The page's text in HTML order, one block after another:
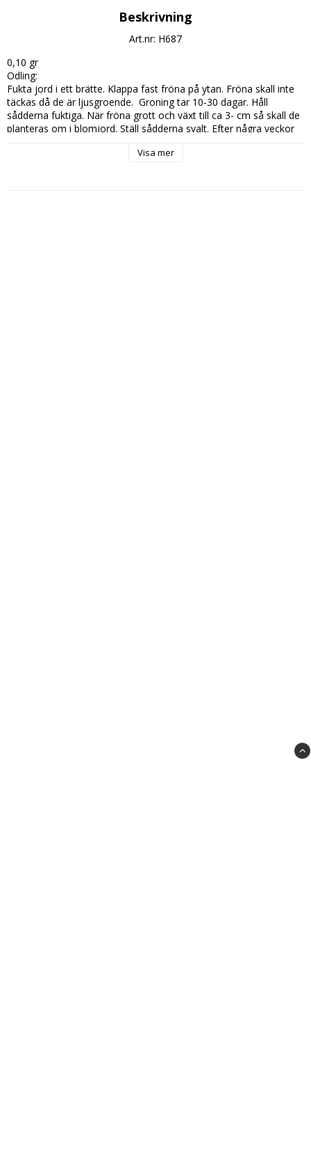
Beskrivning
Art.nr: H687
0,10 gr
Odling:
Fukta jord i ett brätte. Klappa fast fröna på ytan. Fröna skall inte
täckas då de är ljusgroende.  Groning tar 10-30 dagar. Håll
sådderna fuktiga. När fröna grott och växt till ca 3- cm så skall de
planteras om i blomjord. Ställ sådderna svalt. Efter några veckor
Visa mer